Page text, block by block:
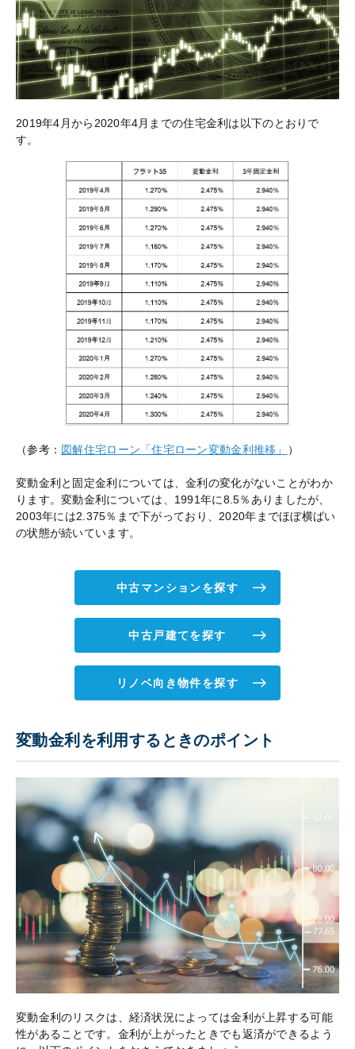
2019年4月から2020年4月までの住宅金利は以下のとおりで
す。
（参考： 図解住宅ローン「住宅ローン変動金利推移」 ）
変動金利と固定金利については、金利の変化がないことがわか
ります。変動金利については、1991年に8.5％ありましたが、
2003年には2.375％まで下がっており、2020年までほぼ横ばい
の状態が続いています。
中古マンションを探す
中古戸建てを探す
リノベ向き物件を探す
変動金利を利用するときのポイント
変動金利のリスクは、経済状況によっては金利が上昇する可能
性があることです。金利が上がったときでも返済ができるよう